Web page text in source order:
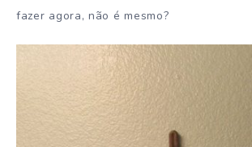
fazer agora, não é mesmo?